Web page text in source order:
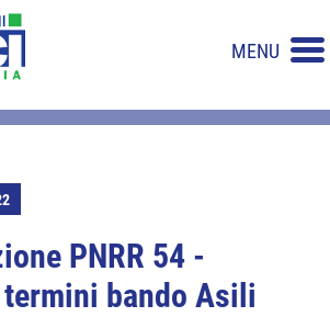
MENU
PNRR 54 -
bando Asili